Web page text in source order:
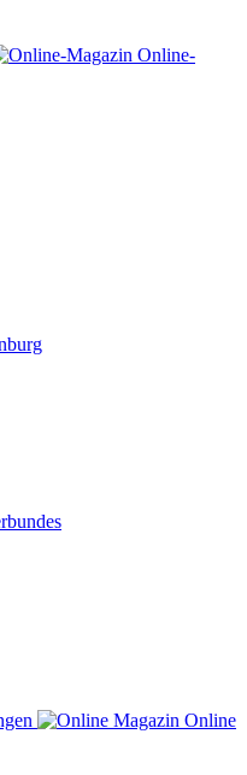
Online-
Online